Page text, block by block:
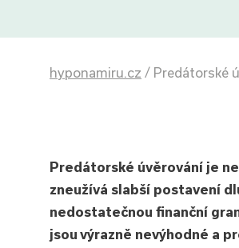
hyponamiru.cz / Predátorské
Predátorské úvěrování je
zneužívá slabší postavení
nedostatečnou finanční
jsou výrazně nevýhodné a